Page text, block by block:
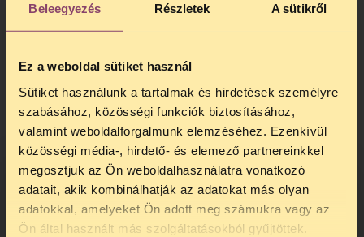
Beleegyezés Részletek A sütikről
Ez a weboldal sütiket használ
Sütiket használunk a tartalmak és hirdetések személyre
szabásához, közösségi funkciók biztosításához,
valamint weboldalforgalmunk elemzéséhez. Ezenkívül
közösségi média-, hirdető- és elemező partnereinkkel
megosztjuk az Ön weboldalhasználatra vonatkozó
adatait, akik kombinálhatják az adatokat más olyan
adatokkal, amelyeket Ön adott meg számukra vagy az
Ön által használt más szolgáltatásokból gyűjtöttek.
9.30 – 11.00 A törvénytisztelet határai
Bálint („Az alkotmány nem játék” FB csoport),
moderátor: Tóth Gábor Attila (TASZ)
Kávészünet
11.15 – 12.45 Előállítástól a bíróságig
M. Tóth Balázs (Magyar Helsinki Bizottság),
Pelle Andrea (TASZ), Turai Eszter
(székházfoglalók), moderátor: Mráz Attila (CEU)
TELEFONOS JOGSEGÉLY